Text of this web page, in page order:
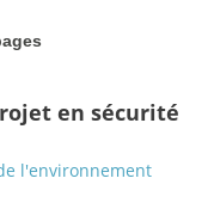
en sécurité
l'environnement